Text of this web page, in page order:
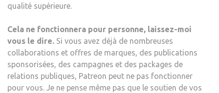
qualité supérieure.
Cela ne fonctionnera pour personne, laissez-moi
vous le dire. Si vous avez déjà de nombreuses
collaborations et offres de marques, des publications
sponsorisées, des campagnes et des packages de
relations publiques, Patreon peut ne pas fonctionner
pour vous. Je ne pense même pas que le soutien de vos